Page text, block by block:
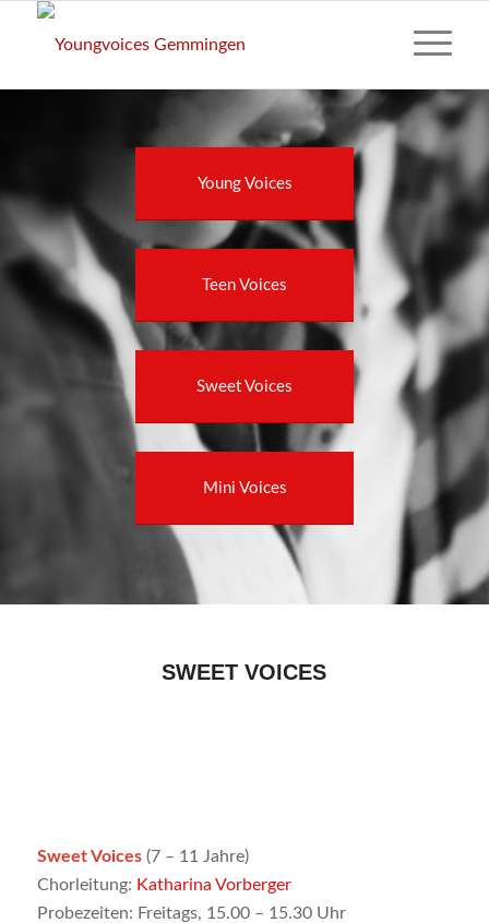
Young Voices
Teen Voices
Sweet Voices
Mini Voices
SWEET VOICES
Sweet Voices(7 – 11 Jahre)
Chorleitung: Katharina Vorberger
Probezeiten: Freitags, 15.00 – 15.30 Uhr